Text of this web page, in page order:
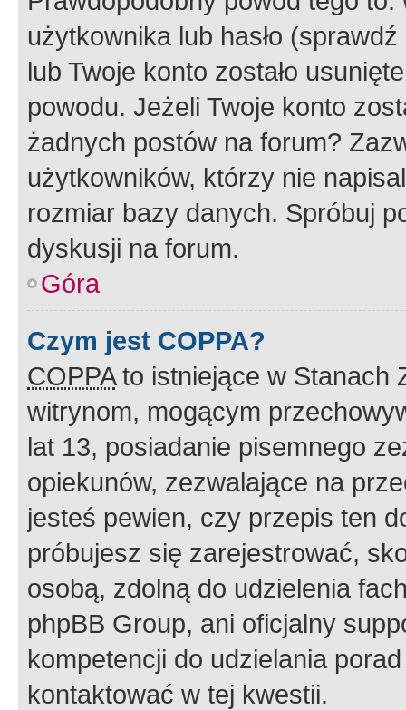
użytkownika lub hasło
lub Twoje konto zostało
powodu. Jeżeli Twoje konto
żadnych postów na forum?
użytkowników, którzy nie
rozmiar bazy danych. Spróbuj
dyskusji na forum.
Góra
Czym jest COPPA?
COPPAto istniejące w Stanach
witrynom, mogącym
lat 13, posiadanie pisemnego
opiekunów, zezwalające na
jesteś pewien, czy przepis ten
próbujesz się zarejestrować,
osobą, zdolną do udzielenia
phpBB Group, ani oficjalny
kompetencji do udzielania
kontaktować w tej kwestii.